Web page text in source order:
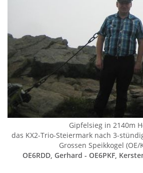
Gipfelsieg in 2140m
das KX2-Trio-Steiermark nach 3-
Grossen Speikkogel (OE/
OE6RDD, Gerhard - OE6PKF,